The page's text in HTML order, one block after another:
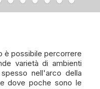
è possibile percorrere
varietà di ambienti
nell'arco della
dove poche sono le